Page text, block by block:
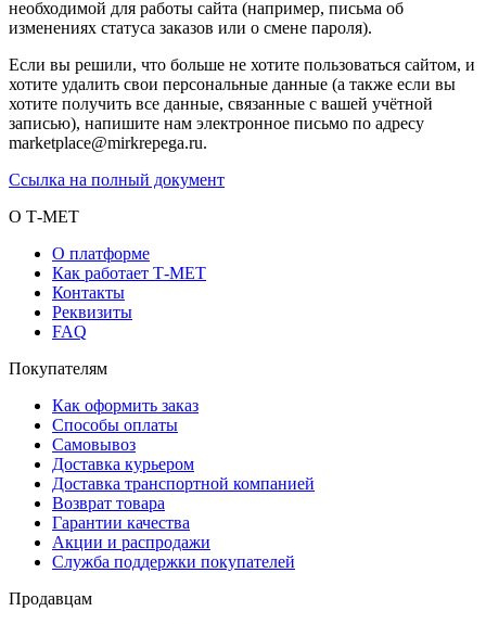
необходимой для работы сайта (например, письма об
изменениях статуса заказов или о смене пароля).
Если вы решили, что больше не хотите пользоваться сайтом, и
хотите удалить свои персональные данные (а также если вы
хотите получить все данные, связанные с вашей учётной
записью), напишите нам электронное письмо по адресу
marketplace@mirkrepega.ru.
Ссылка на полный документ
О Т-МЕТ
О платформе
Как работает Т-МЕТ
Контакты
Реквизиты
FAQ
Покупателям
Как оформить заказ
Способы оплаты
Самовывоз
Доставка курьером
Доставка транспортной компанией
Возврат товара
Гарантии качества
Акции и распродажи
Служба поддержки покупателей
Продавцам